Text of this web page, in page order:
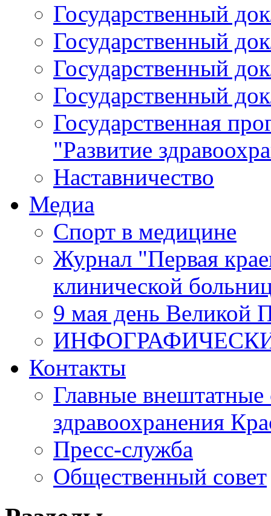
Государственный
Государственный
Государственный
Государственный
Государственная
"Развитие
Наставничество
Медиа
Спорт в медицине
Журнал "Первая
клинической
9 мая день Великой
Контакты
Главные внештатные
здравоохранения
Пресс-служба
Общественный совет